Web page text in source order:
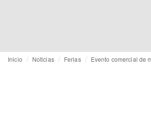
Inicio Noticias Ferias